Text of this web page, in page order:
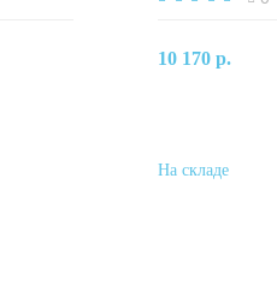
10 170 р.В корзину